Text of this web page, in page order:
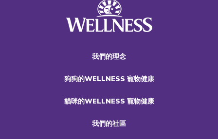
我們的理念
狗狗的WELLNESS 寵物健康
貓咪的WELLNESS 寵物健康
我們的社區